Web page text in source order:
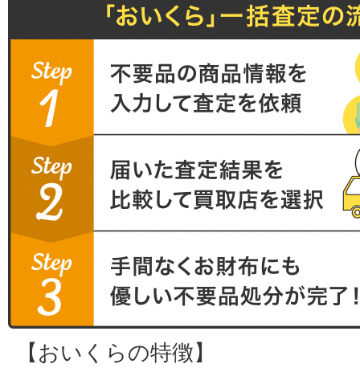
【おいくらの特徴】